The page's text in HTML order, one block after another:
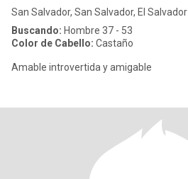
San Salvador, San Salvador, El Salvador
Buscando: Hombre 37 - 53
Color de Cabello: Castaño
Amable introvertida y amigable